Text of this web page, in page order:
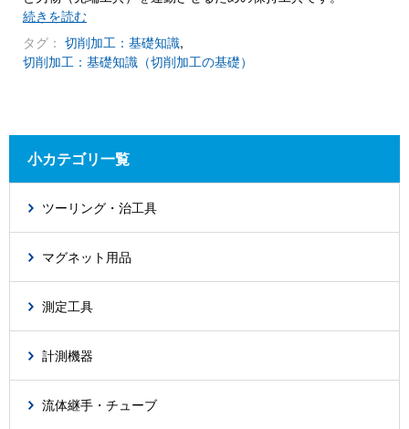
続きを読む
タグ： 切削加工：基礎知識,
切削加工：基礎知識（切削加工の基礎）
小カテゴリ一覧
ツーリング・治工具
マグネット用品
測定工具
計測機器
流体継手・チューブ